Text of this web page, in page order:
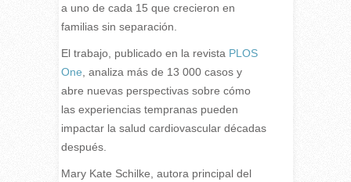
a uno de cada 15 que crecieron en
familias sin separación.
El trabajo, publicado en la revista PLOS
One , analiza más de 13 000 casos y
abre nuevas perspectivas sobre cómo
las experiencias tempranas pueden
impactar la salud cardiovascular décadas
después.
Mary Kate Schilke, autora principal del